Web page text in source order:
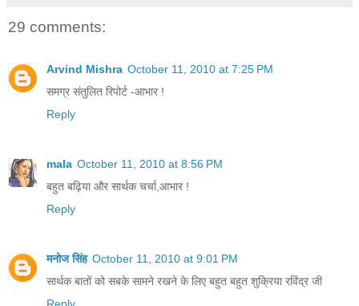
29 comments:
Arvind Mishra October 11, 2010 at 7:25 PM
समग्र संतुलित रिपोर्ट -आभार !
Reply
mala October 11, 2010 at 8:56 PM
बहुत बढ़िया और सार्थक चर्चा,आभार !
Reply
मनोज सिंह October 11, 2010 at 9:01 PM
सार्थक बातों को सबके सामने रखने के लिए बहुत बहुत शुक्रिया रविंद्र जी
Reply